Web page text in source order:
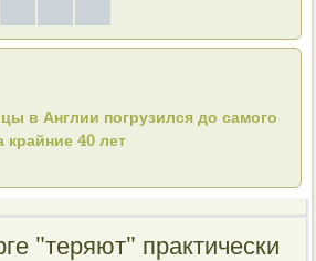
в Англии погрузился до самого
крайние 40 лет
"теряют" практически